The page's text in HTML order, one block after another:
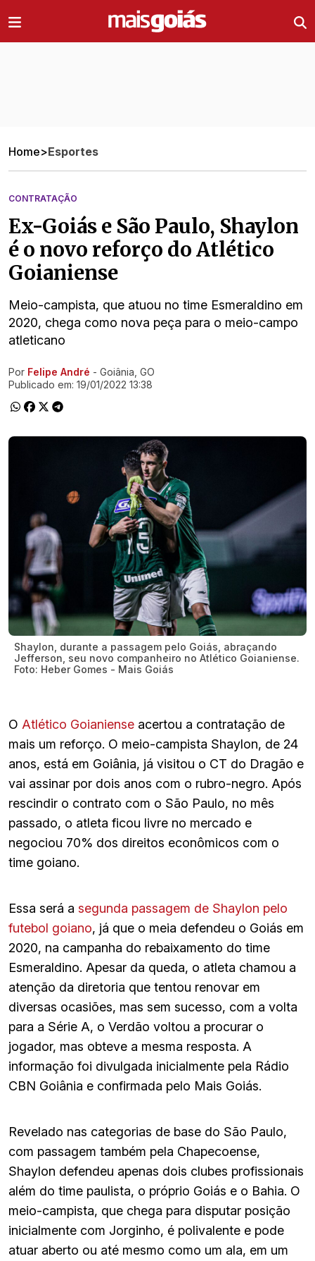
Home>Esportes
CONTRATAÇÃO
Ex-Goiás e São Paulo, Shaylon
é o novo reforço do Atlético
Goianiense
Meio-campista, que atuou no time Esmeraldino em
2020, chega como nova peça para o meio-campo
atleticano
Ir direto pra matéria
Por Felipe André - Goiânia, GO
Publicado em: 19/01/2022 13:38
Shaylon, durante a passagem pelo Goiás, abraçando
Jefferson, seu novo companheiro no Atlético Goianiense.
Foto: Heber Gomes - Mais Goiás
O Atlético Goianiense acertou a contratação de
mais um reforço. O meio-campista Shaylon, de 24
anos, está em Goiânia, já visitou o CT do Dragão e
vai assinar por dois anos com o rubro-negro. Após
rescindir o contrato com o São Paulo, no mês
passado, o atleta ficou livre no mercado e
negociou 70% dos direitos econômicos com o
time goiano.
Essa será a segunda passagem de Shaylon pelo
futebol goiano, já que o meia defendeu o Goiás em
2020, na campanha do rebaixamento do time
Esmeraldino. Apesar da queda, o atleta chamou a
atenção da diretoria que tentou renovar em
diversas ocasiões, mas sem sucesso, com a volta
para a Série A, o Verdão voltou a procurar o
jogador, mas obteve a mesma resposta. A
informação foi divulgada inicialmente pela Rádio
CBN Goiânia e confirmada pelo Mais Goiás.
Revelado nas categorias de base do São Paulo,
com passagem também pela Chapecoense,
Shaylon defendeu apenas dois clubes profissionais
além do time paulista, o próprio Goiás e o Bahia. O
meio-campista, que chega para disputar posição
inicialmente com Jorginho, é polivalente e pode
atuar aberto ou até mesmo como um ala, em um